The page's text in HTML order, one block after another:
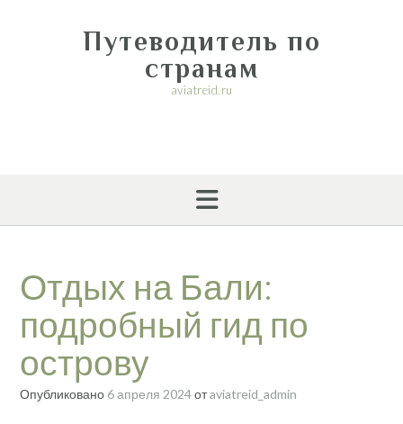
Путеводитель по
странам
aviatreid.ru
Отдых на Бали:
подробный гид по
острову
Опубликовано 6 апреля 2024отaviatreid_admin